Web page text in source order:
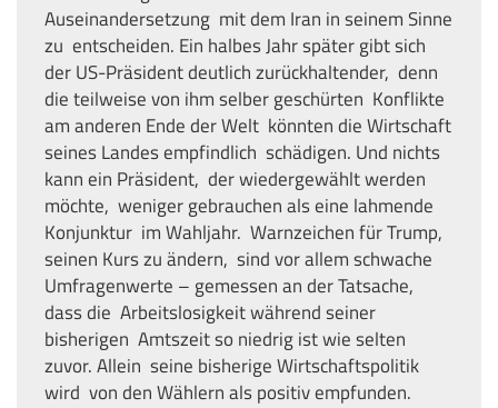
Auseinandersetzung mit dem Iran in seinem Sinne
zu entscheiden. Ein halbes Jahr später gibt sich
der US-Präsident deutlich zurückhaltender, denn
die teilweise von ihm selber geschürten Konflikte
am anderen Ende der Welt könnten die Wirtschaft
seines Landes empfindlich schädigen. Und nichts
kann ein Präsident, der wiedergewählt werden
möchte, weniger gebrauchen als eine lahmende
Konjunktur im Wahljahr. Warnzeichen für Trump,
seinen Kurs zu ändern, sind vor allem schwache
Umfragenwerte – gemessen an der Tatsache,
dass die Arbeitslosigkeit während seiner
bisherigen Amtszeit so niedrig ist wie selten
zuvor. Allein seine bisherige Wirtschaftspolitik
wird von den Wählern als positiv empfunden.